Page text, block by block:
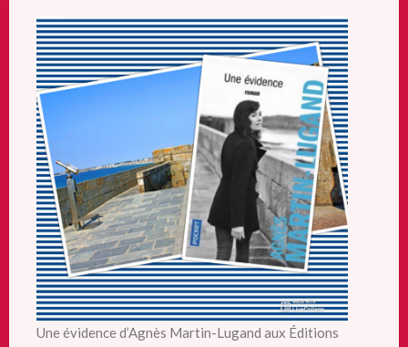
Une évidence d’Agnès Martin-Lugand aux Éditions